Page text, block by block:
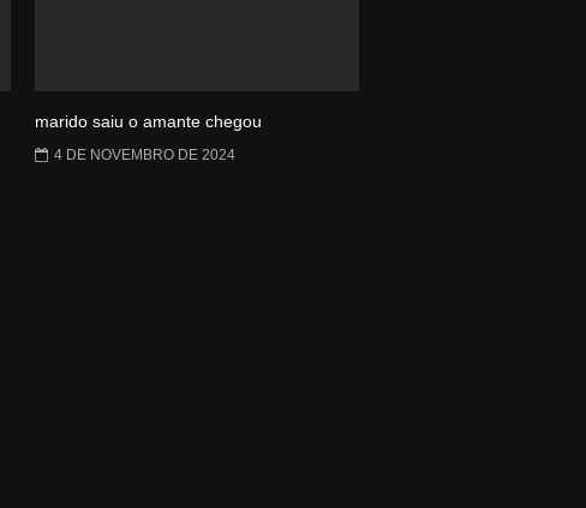
marido saiu o amante chegou
4 DE NOVEMBRO DE 2024